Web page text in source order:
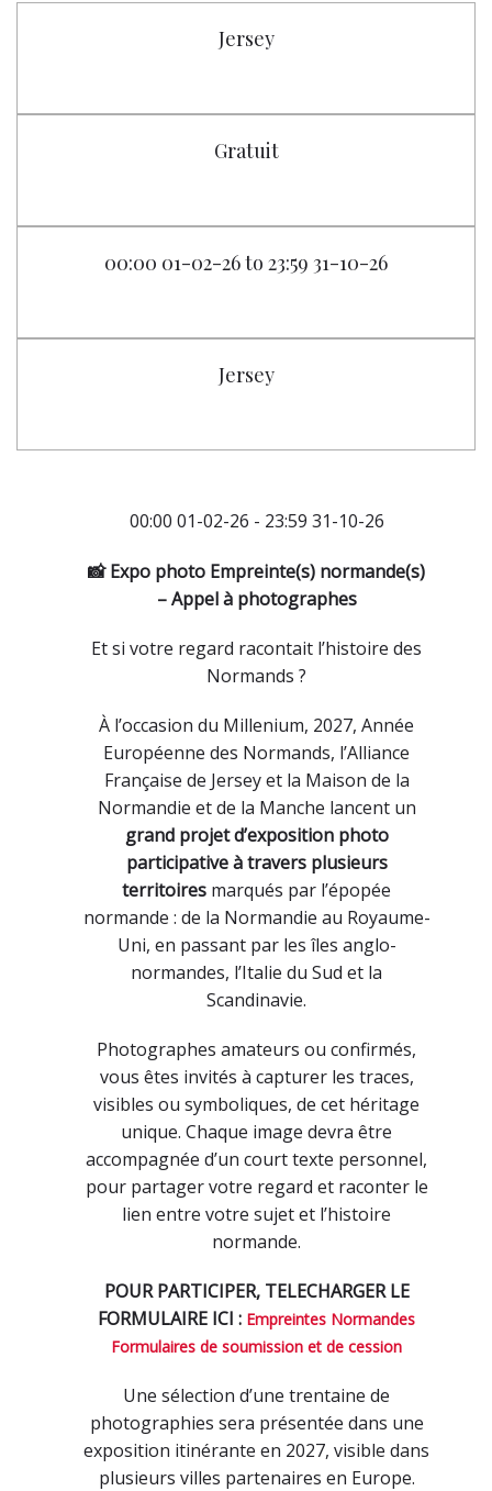
Jersey
Gratuit
00:00 01-02-26 to 23:59 31-10-26
Jersey
00:00 01-02-26 - 23:59 31-10-26
📸Expo photo Empreinte(s) normande(s)
– Appel à photographes
Et si votre regard racontait l’histoire des
Normands ?
À l’occasion du Millenium, 2027, Année
Européenne des Normands, l’Alliance
Française de Jersey et la Maison de la
Normandie et de la Manche lancent un
grand projet d’exposition photo
participative à travers plusieurs
territoires marqués par l’épopée
normande : de la Normandie au Royaume-
Uni, en passant par les îles anglo-
normandes, l’Italie du Sud et la
Scandinavie.
Photographes amateurs ou confirmés,
vous êtes invités à capturer les traces,
visibles ou symboliques, de cet héritage
unique. Chaque image devra être
accompagnée d’un court texte personnel,
pour partager votre regard et raconter le
lien entre votre sujet et l’histoire
normande.
POUR PARTICIPER, TELECHARGER LE
FORMULAIRE ICI : Empreintes Normandes
Formulaires de soumission et de cession
Une sélection d’une trentaine de
photographies sera présentée dans une
exposition itinérante en 2027, visible dans
plusieurs villes partenaires en Europe.